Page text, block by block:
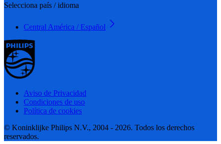
Selecciona país / idioma
Central América / Español
Aviso de Privacidad
Condiciones de uso
Política de cookies
© Koninklijke Philips N.V., 2004 - 2026. Todos los derechos
reservados.